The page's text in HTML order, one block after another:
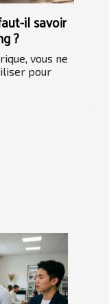
il savoir
?
vous ne
pour